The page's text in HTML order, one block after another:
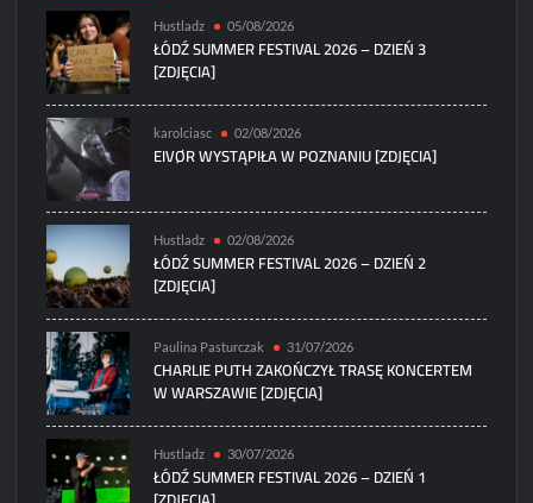
Hustladz 05/08/2026
ŁÓDŹ SUMMER FESTIVAL 2026 – DZIEŃ 3
[ZDJĘCIA]
karolciasc 02/08/2026
EIVØR WYSTĄPIŁA W POZNANIU [ZDJĘCIA]
Hustladz 02/08/2026
ŁÓDŹ SUMMER FESTIVAL 2026 – DZIEŃ 2
[ZDJĘCIA]
Paulina Pasturczak 31/07/2026
CHARLIE PUTH ZAKOŃCZYŁ TRASĘ KONCERTEM
W WARSZAWIE [ZDJĘCIA]
Hustladz 30/07/2026
ŁÓDŹ SUMMER FESTIVAL 2026 – DZIEŃ 1